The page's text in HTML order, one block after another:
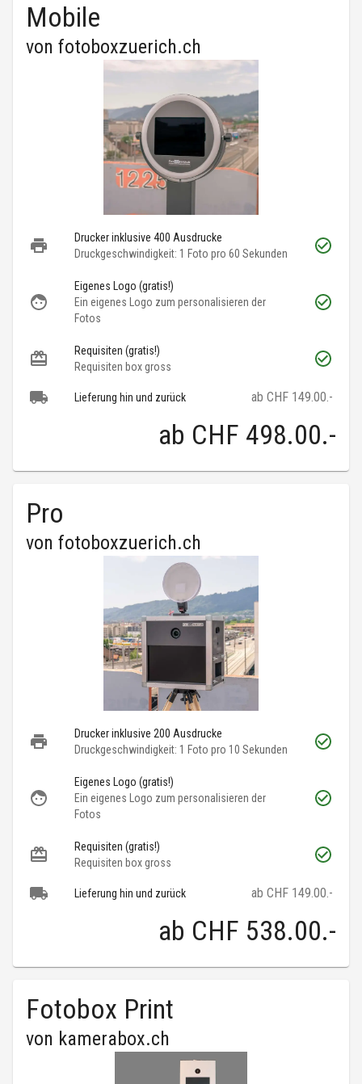
Mobile
von fotoboxzuerich.ch
Drucker inklusive 400 Ausdrucke
Druckgeschwindigkeit: 1 Foto pro 60 Sekunden
Eigenes Logo (gratis!)
Ein eigenes Logo zum personalisieren der
Fotos
Requisiten (gratis!)
Requisiten box gross
Lieferung hin und zurück ab CHF 149.00.-
ab CHF 498.00.-
Pro
von fotoboxzuerich.ch
Drucker inklusive 200 Ausdrucke
Druckgeschwindigkeit: 1 Foto pro 10 Sekunden
Eigenes Logo (gratis!)
Ein eigenes Logo zum personalisieren der
Fotos
Requisiten (gratis!)
Requisiten box gross
Lieferung hin und zurück ab CHF 149.00.-
ab CHF 538.00.-
Fotobox Print
von kamerabox.ch